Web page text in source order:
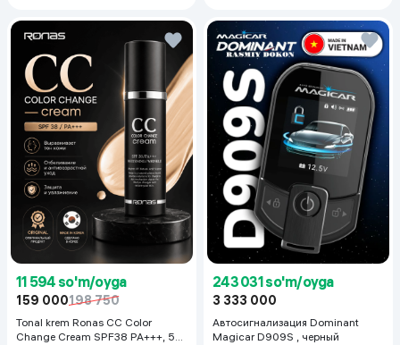
11 594 so'm/oyga
159 000198 750
Tonal krem Ronas CC Color
Change Cream SPF38 PA+++, 50
243 031 so'm/oyga
3 333 000
Автосигнализация Dominant
Magicar D909S , черный